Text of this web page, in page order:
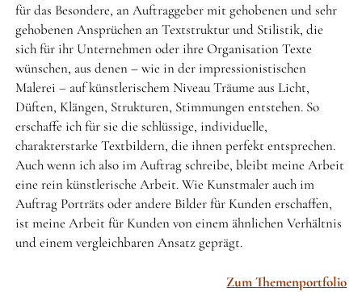
für das Besondere, an Auftraggeber mit gehobenen und sehr
gehobenen Ansprüchen an Textstruktur und Stilistik, die
sich für ihr Unternehmen oder ihre Organisation Texte
wünschen, aus denen – wie in der impressionistischen
Malerei – auf künstlerischem Niveau Träume aus Licht,
Düften, Klängen, Strukturen, Stimmungen entstehen. So
erschaffe ich für sie die schlüssige, individuelle,
charakterstarke Textbildern, die ihnen perfekt entsprechen.
Auch wenn ich also im Auftrag schreibe, bleibt meine Arbeit
eine rein künstlerische Arbeit. Wie Kunstmaler auch im
Auftrag Porträts oder andere Bilder für Kunden erschaffen,
ist meine Arbeit für Kunden von einem ähnlichen Verhältnis
und einem vergleichbaren Ansatz geprägt.
Zum Themenportfolio